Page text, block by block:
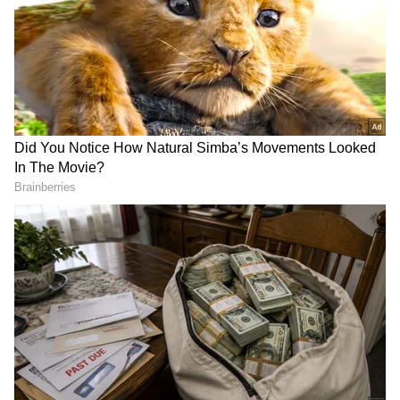
DOWNLOAD APP
RECOMMENDED STORIES
2028ರಿಂದ ಡಿಕೆಶಿಗೆ ಡೇಂಜರ್​:
ವಿಜಯ್​ ಪಿಎಂ ಆಗೋ ಮೊದಲು
ಜೈಲಿಗೆ- ತ್ರಿಷಾ ಸಿಎಂ; ಗುರೂಜಿ
Pralhad Joshi: ಡಿಕೆ
ಶಿವಕುಮಾರ್ ಸಿಎಂ
ಆಗುವುದರಿಂದ ಏನೂ